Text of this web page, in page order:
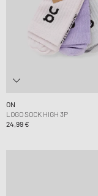
ON
LOGO SOCK HIGH 3P
24,99 €